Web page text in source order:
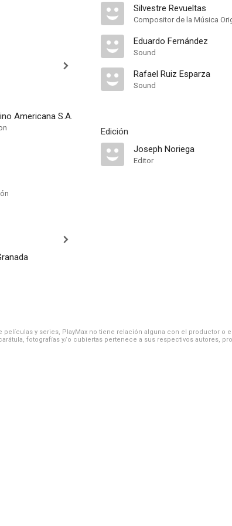
Americana S.A.
Silvestre Revueltas
Compositor de la Música
Eduardo Fernández
Sound
Rafael Ruiz Esparza
Sound
Edición
Joseph Noriega
Editor
películas y series, PlayMax no tiene relación alguna con el productor o
fotografías y/o cubiertas pertenece a sus respectivos autores,